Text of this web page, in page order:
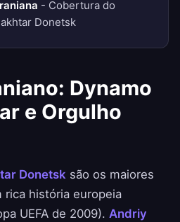
- Cobertura do
Donetsk
Dynamo
e Orgulho
Donetsk são os maiores
rica história europeia
UEFA de 2009). Andriy